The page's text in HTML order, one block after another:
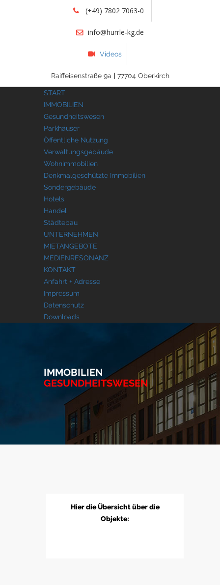
(+49) 7802 7063-0
info@hurrle-kg.de
Videos
Raiffeisenstraße 9a | 77704 Oberkirch
START
IMMOBILIEN
Gesundheitswesen
Parkhäuser
Öffentliche Nutzung
Verwaltungsgebäude
Wohnimmobilien
Denkmalgeschützte Immobilien
Sondergebäude
Hotels
Handel
Städtebau
UNTERNEHMEN
MIETANGEBOTE
MEDIENRESONANZ
KONTAKT
Anfahrt + Adresse
Impressum
Datenschutz
Downloads
IMMOBILIEN
GESUNDHEITSWESEN
Hier die Übersicht über die
Objekte: